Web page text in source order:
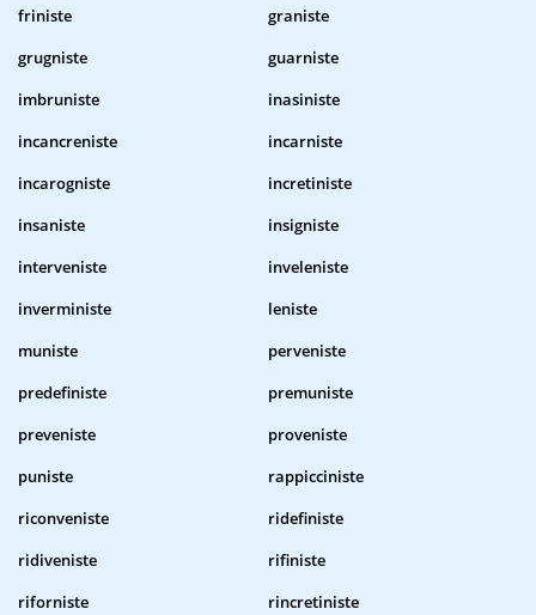
friniste
graniste
grugniste
guarniste
imbruniste
inasiniste
incancreniste
incarniste
incarogniste
incretiniste
insaniste
insigniste
interveniste
inveleniste
inverministe
leniste
muniste
perveniste
predefiniste
premuniste
preveniste
proveniste
puniste
rappicciniste
riconveniste
ridefiniste
ridiveniste
rifiniste
riforniste
rincretiniste